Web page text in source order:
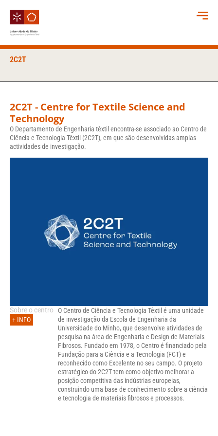
2C2T
2C2T - Centre for Textile Science and
Technology
O Departamento de Engenharia têxtil encontra-se associado ao Centro de
Ciência e Tecnologia Têxtil (2C2T), em que são desenvolvidas amplas
actividades de investigação.
Sobre o centro
+ INFO
O Centro de Ciência e Tecnologia Têxtil é uma unidade
de investigação da Escola de Engenharia da
Universidade do Minho, que desenvolve atividades de
pesquisa na área de Engenharia e Design de Materiais
Fibrosos. Fundado em 1978, o Centro é financiado pela
Fundação para a Ciência e a Tecnologia (FCT) e
reconhecido como Excelente no seu campo. O projeto
estratégico do 2C2T tem como objetivo melhorar a
posição competitiva das indústrias europeias,
construindo uma base de conhecimento sobre a ciência
e tecnologia de materiais fibrosos e processos.